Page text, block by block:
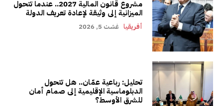
مشروع قانون المالية 2027.. عندما تتحول
الميزانية إلى وثيقة لإعادة تعريف الدولة
أفريقيا غشت 5, 2026
تحليل: رباعية عمّان.. هل تتحول
الدبلوماسية الإقليمية إلى صمام أمان
للشرق الأوسط؟